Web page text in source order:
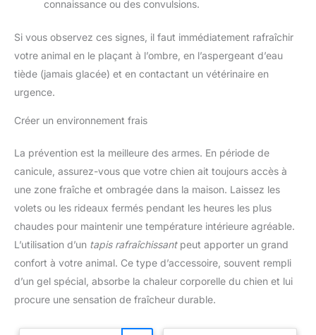
connaissance ou des convulsions.
Si vous observez ces signes, il faut immédiatement rafraîchir
votre animal en le plaçant à l’ombre, en l’aspergeant d’eau
tiède (jamais glacée) et en contactant un vétérinaire en
urgence.
Créer un environnement frais
La prévention est la meilleure des armes. En période de
canicule, assurez-vous que votre chien ait toujours accès à
une zone fraîche et ombragée dans la maison. Laissez les
volets ou les rideaux fermés pendant les heures les plus
chaudes pour maintenir une température intérieure agréable.
L’utilisation d’un tapis rafraîchissantpeut apporter un grand
confort à votre animal. Ce type d’accessoire, souvent rempli
d’un gel spécial, absorbe la chaleur corporelle du chien et lui
procure une sensation de fraîcheur durable.